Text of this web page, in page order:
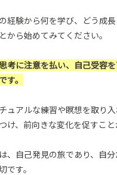
経験から何を学び、どう成
から始めてみてください。
考に注意を払い、自己受容
す。
ュアルな練習や瞑想を取り
け、前向きな変化を促すこと
、自己発見の旅であり、自
です。